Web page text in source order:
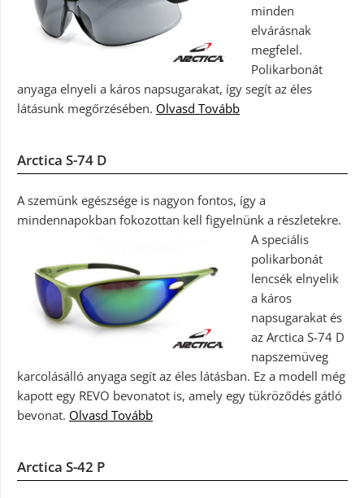
minden
elvárásnak
megfelel.
Polikarbonát
anyaga elnyeli a káros napsugarakat, így segít az éles
látásunk megőrzésében. Olvasd Tovább
Arctica S-74 D
A szemünk egészsége is nagyon fontos, így a
mindennapokban fokozottan kell figyelnünk a részletekre.
A speciális
polikarbonát
lencsék elnyelik
a káros
napsugarakat és
az Arctica S-74 D
napszemüveg
karcolásálló anyaga segít az éles látásban. Ez a modell még
kapott egy REVO bevonatot is, amely egy tükröződés gátló
bevonat. Olvasd Tovább
Arctica S-42 P